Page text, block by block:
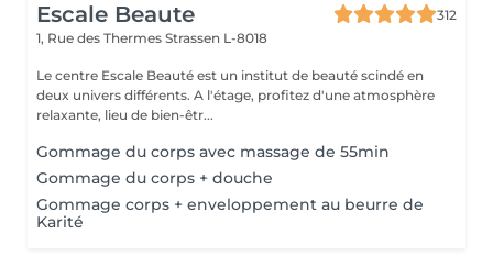
Escale Beaute
312
1, Rue des Thermes Strassen L-8018
Le centre Escale Beauté est un institut de beauté scindé en
deux univers différents. A l'étage, profitez d'une atmosphère
relaxante, lieu de bien-êtr...
Gommage du corps avec massage de 55min
Gommage du corps + douche
Gommage corps + enveloppement au beurre de
Karité